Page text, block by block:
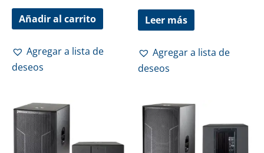
Añadir al carrito
Agregar a lista de
deseos
Leer más
Agregar a lista de
deseos